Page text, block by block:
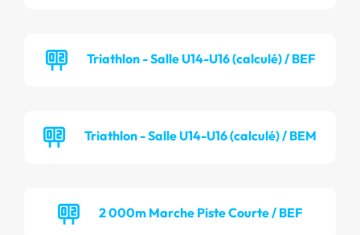
Triathlon - Salle U14-U16 (calculé) / BEF
Triathlon - Salle U14-U16 (calculé) / BEM
2 000m Marche Piste Courte / BEF